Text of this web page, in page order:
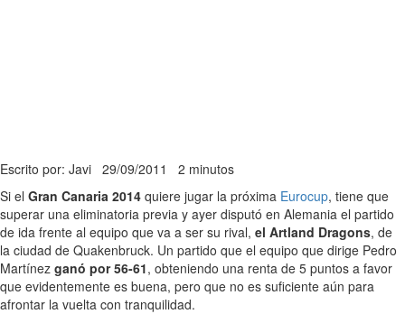
Escrito por: Javi 29/09/2011 2 minutos
Si el Gran Canaria 2014 quiere jugar la próxima Eurocup, tiene que
superar una eliminatoria previa y ayer disputó en Alemania el partido
de ida frente al equipo que va a ser su rival, el Artland Dragons, de
la ciudad de Quakenbruck. Un partido que el equipo que dirige Pedro
Martínez ganó por 56-61, obteniendo una renta de 5 puntos a favor
que evidentemente es buena, pero que no es suficiente aún para
afrontar la vuelta con tranquilidad.